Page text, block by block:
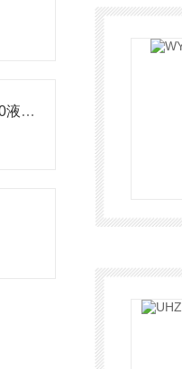
BPY-800液位探头BPY-800液位变送器